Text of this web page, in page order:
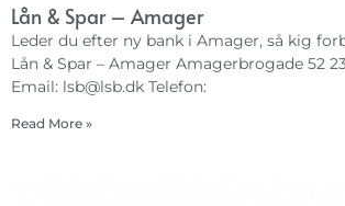
Lån & Spar – Amager
Leder du efter ny bank i Amager, så kig
Lån & Spar – Amager Amagerbrogade 52
Email: lsb@lsb.dk Telefon:
Read More »